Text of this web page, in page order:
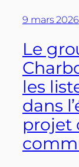
9 mars 2026
Le
les
dans
projet